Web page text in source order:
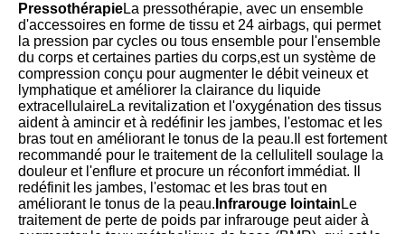
PressothérapieLa pressothérapie, avec un ensemble
d'accessoires en forme de tissu et 24 airbags, qui permet
la pression par cycles ou tous ensemble pour l'ensemble
du corps et certaines parties du corps,est un système de
compression conçu pour augmenter le débit veineux et
lymphatique et améliorer la clairance du liquide
extracellulaireLa revitalization et l'oxygénation des tissus
aident à amincir et à redéfinir les jambes, l'estomac et les
bras tout en améliorant le tonus de la peau.Il est fortement
recommandé pour le traitement de la celluliteIl soulage la
douleur et l'enflure et procure un réconfort immédiat. Il
redéfinit les jambes, l'estomac et les bras tout en
améliorant le tonus de la peau. Infrarouge lointain Le
traitement de perte de poids par infrarouge peut aider à